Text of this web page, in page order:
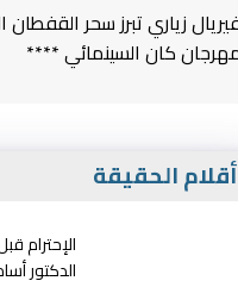
زياري تبرز سحر
كان السينمائي ****
أقلام الحقيقة
الإحترام
الدكتور